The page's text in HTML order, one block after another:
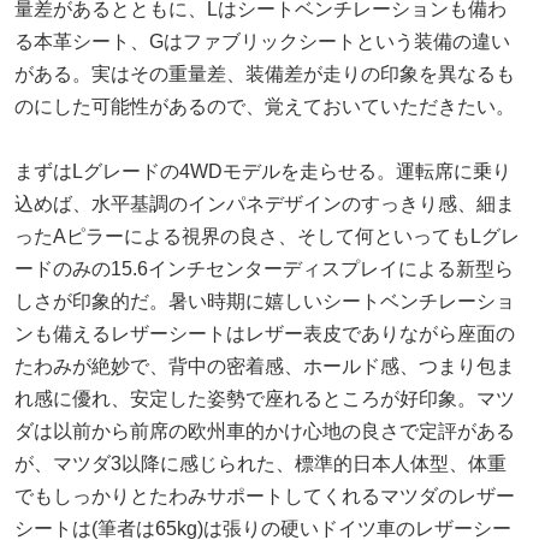
量差があるとともに、Lはシートベンチレーションも備わ
る本革シート、Gはファブリックシートという装備の違い
がある。実はその重量差、装備差が走りの印象を異なるも
のにした可能性があるので、覚えておいていただきたい。
まずはLグレードの4WDモデルを走らせる。運転席に乗り
込めば、水平基調のインパネデザインのすっきり感、細ま
ったAピラーによる視界の良さ、そして何といってもLグレ
ードのみの15.6インチセンターディスプレイによる新型ら
しさが印象的だ。暑い時期に嬉しいシートベンチレーショ
ンも備えるレザーシートはレザー表皮でありながら座面の
たわみが絶妙で、背中の密着感、ホールド感、つまり包ま
れ感に優れ、安定した姿勢で座れるところが好印象。マツ
ダは以前から前席の欧州車的かけ心地の良さで定評がある
が、マツダ3以降に感じられた、標準的日本人体型、体重
でもしっかりとたわみサポートしてくれるマツダのレザー
シートは(筆者は65kg)は張りの硬いドイツ車のレザーシー